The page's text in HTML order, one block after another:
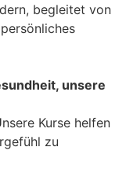
begleitet von
unsere
Kurse helfen
zu